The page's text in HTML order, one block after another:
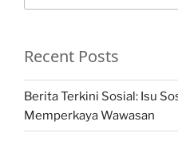
Recent Posts
Berita Terkini Sosial: Isu
Memperkaya Wawasan